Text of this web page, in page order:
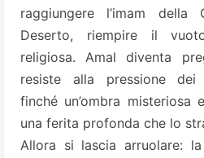
raggiungere l’imam della
Deserto, riempire il
religiosa. Amal diventa
resiste alla pressione dei
finché un’ombra
una ferita profonda che lo
Allora si lascia arruolare: